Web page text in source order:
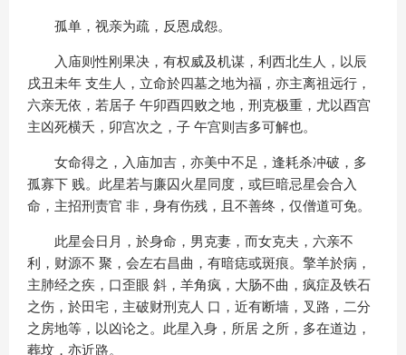
孤单，视亲为疏，反恩成怨。
入庙则性刚果决，有权威及机谋，利西北生人，以辰
戌丑未年 支生人，立命於四墓之地为福，亦主离祖远行，
六亲无依，若居子 午卯酉四败之地，刑克极重，尤以酉宫
主凶死横夭，卯宫次之，子 午宫则吉多可解也。
女命得之，入庙加吉，亦美中不足，逢耗杀冲破，多
孤寡下 贱。此星若与廉囚火星同度，或巨暗忌星会合入
命，主招刑责官 非，身有伤残，且不善终，仅僧道可免。
此星会日月，於身命，男克妻，而女克夫，六亲不
利，财源不 聚，会左右昌曲，有暗痣或斑痕。擎羊於病，
主肺经之疾，口歪眼 斜，羊角疯，大肠不曲，疯症及铁石
之伤，於田宅，主破财刑克人 口，近有断墙，叉路，二分
之房地等，以凶论之。此星入身，所居 之所，多在道边，
葬坟，亦近路。